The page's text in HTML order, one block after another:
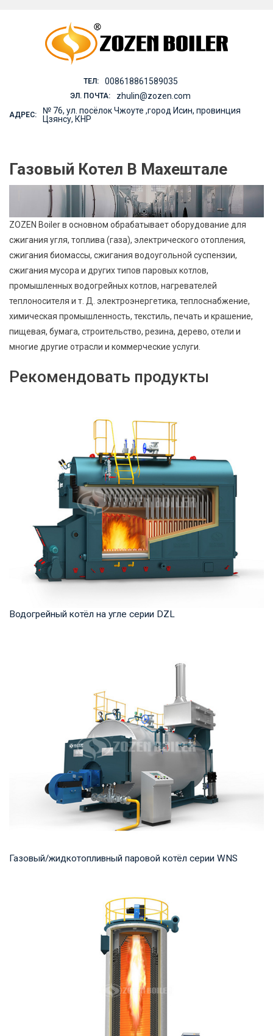
ТЕЛ: 008618861589035
ЭЛ. ПОЧТА: zhulin@zozen.com
АДРЕС:
№ 76, ул. посёлок Чжоуте ,город Исин, провинция
Цзянсу, КНР
Газовый Котел В Махештале
ZOZEN Boiler в основном обрабатывает оборудование для
сжигания угля, топлива (газа), электрического отопления,
сжигания биомассы, сжигания водоугольной суспензии,
сжигания мусора и других типов паровых котлов,
промышленных водогрейных котлов, нагревателей
теплоносителя и т. Д. электроэнергетика, теплоснабжение,
химическая промышленность, текстиль, печать и крашение,
пищевая, бумага, строительство, резина, дерево, отели и
многие другие отрасли и коммерческие услуги.
Рекомендовать продукты
Водогрейный котёл на угле серии DZL
мощность продукта: 1,4 -14 МВт Температур...
Газовый/жидкотопливный паровой котёл серии WNS
продукта: 1-20 т/ч Температура на выходе: ...